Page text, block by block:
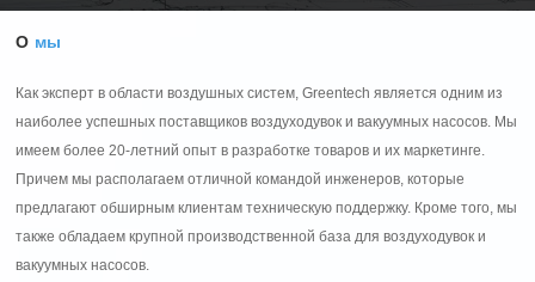
О мы
Как эксперт в области воздушных систем, Greentech является одним из
наиболее успешных поставщиков воздуходувок и вакуумных насосов. Мы
имеем более 20-летний опыт в разработке товаров и их маркетинге.
Причем мы располагаем отличной командой инженеров, которые
предлагают обширным клиентам техническую поддержку. Кроме того, мы
также обладаем крупной производственной база для воздуходувок и
вакуумных насосов.